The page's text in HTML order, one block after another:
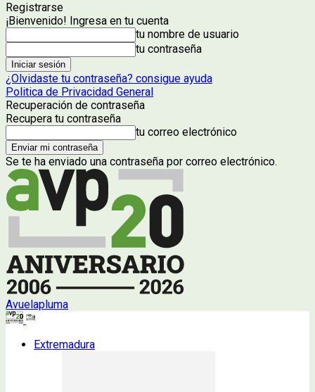
Registrarse
¡Bienvenido! Ingresa en tu cuenta
tu nombre de usuario
tu contraseña
¿Olvidaste tu contraseña? consigue ayuda
Politica de Privacidad General
Recuperación de contraseña
Recupera tu contraseña
tu correo electrónico
Se te ha enviado una contraseña por correo electrónico.
Avuelapluma
Extremadura